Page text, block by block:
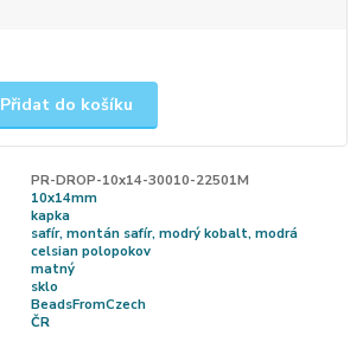
Přidat do košíku
PR-DROP-10x14-30010-22501M
10x14mm
kapka
safír, montán safír, modrý kobalt, modrá
celsian polopokov
matný
sklo
BeadsFromCzech
ČR